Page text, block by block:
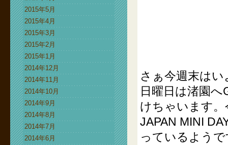
2015年5月
2015年4月
2015年3月
2015年2月
2015年1月
2014年12月
2014年11月
2014年10月
2014年9月
2014年8月
2014年7月
2014年6月
さぁ今週末はい
日曜日は渚園
けちゃいます
JAPAN MINI
っているよう